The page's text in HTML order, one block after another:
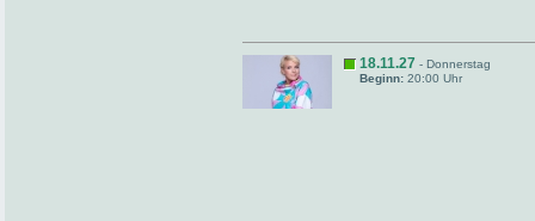
18.11.27 - Donnerstag
Beginn: 20:00 Uhr